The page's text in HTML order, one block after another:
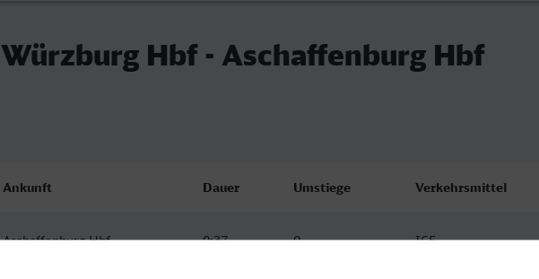
Würzburg Hbf - Aschaffenburg Hbf
Ankunft Dauer Umstiege Verkehrsmittel
Aschaffenburg Hbf
0:37 0 ICE